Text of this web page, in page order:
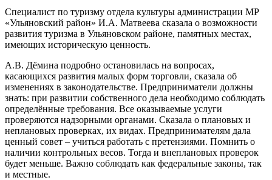
Специалист по туризму отдела культуры администрации МР
«Ульяновский район» И.А. Матвеева сказала о возможности
развития туризма в Ульяновском районе, памятных местах,
имеющих историческую ценность.
А.В. Дёмина подробно остановилась на вопросах,
касающихся развития малых форм торговли, сказала об
изменениях в законодательстве. Предприниматели должны
знать: при развитии собственного дела необходимо соблюдать
определённые требования. Все оказываемые услуги
проверяются надзорными органами. Сказала о плановых и
неплановых проверках, их видах. Предпринимателям дала
ценный совет – учиться работать с претензиями. Помнить о
наличии контрольных весов. Тогда и внеплановых проверок
будет меньше. Важно соблюдать как федеральные законы, так
и местные.